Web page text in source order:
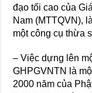
đạo tối cao của
Nam (MTTQVN),
một công cụ thừa
– Việc dựng lên
GHPGVNTN là
2000 năm của